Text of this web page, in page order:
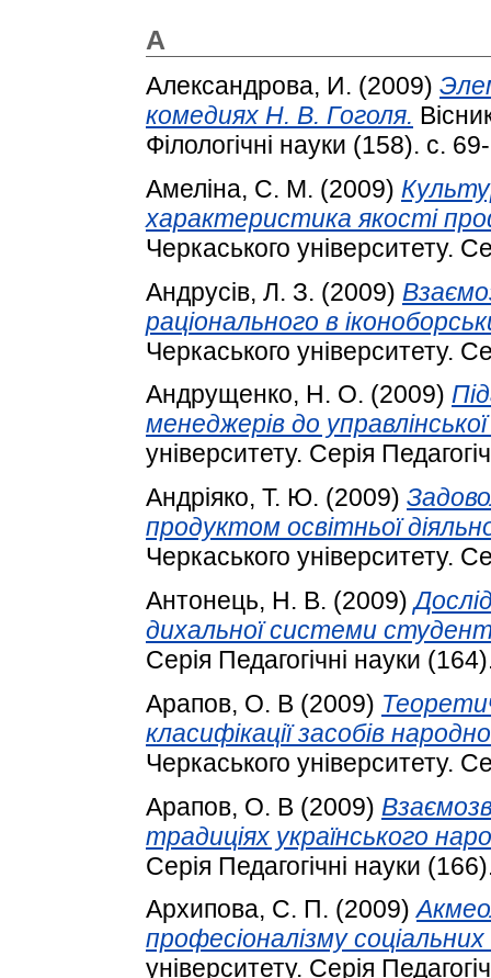
А
Александрова, И. (2009)
комедиях Н. В. Гоголя.
Філологічні науки (158). с.
Амеліна, С. М. (2009)
характеристика якості
Черкаського університету.
Андрусів, Л. З. (2009)
раціонального в
Черкаського університету.
Андрущенко, Н. О. (2009)
менеджерів до
університету. Серія
Андріяко, Т. Ю. (2009)
продуктом освітньої
Черкаського університету.
Антонець, Н. В. (2009)
дихальної системи
Серія Педагогічні науки
Арапов, О. В (2009)
класифікації засобів
Черкаського університету.
Арапов, О. В (2009)
традиціях українського
Серія Педагогічні науки
Архипова, С. П. (2009)
професіоналізму соціальних
університету. Серія